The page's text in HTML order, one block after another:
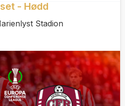
- Hødd
Stadion